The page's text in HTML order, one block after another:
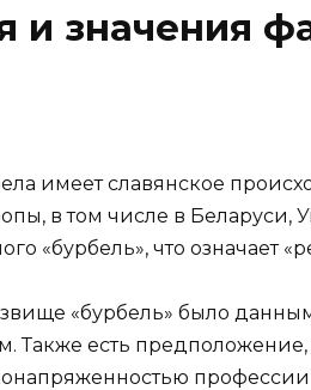
и значения
имеет славянское
в том числе в Беларуси,
«бурбель», что означает
«бурбель» было
Также есть